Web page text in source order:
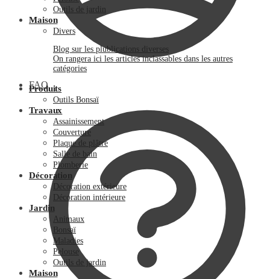
FAQ
Outils de jardin
Maison
Divers
Blog sur les plublications diverses
On rangera ici les articles inclassables dans les autres
catégories
Produits
Outils Bonsaï
Travaux
Assainissement
Couverture
Plaque de plâtre
Salle de bain
Plomberie
Décoration
Décoration extérieure
Décoration intérieure
Jardin
Animaux
Bonsaï
Maladies
Pelouse
Outils de jardin
Maison